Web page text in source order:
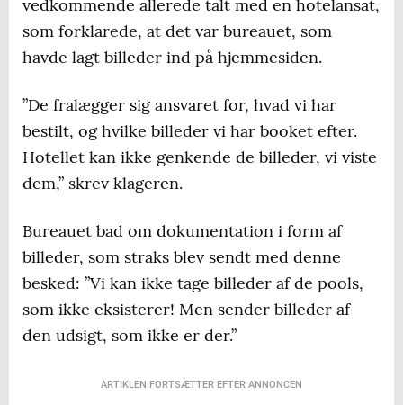
vedkommende allerede talt med en hotelansat,
som forklarede, at det var bureauet, som
havde lagt billeder ind på hjemmesiden.
”De fralægger sig ansvaret for, hvad vi har
bestilt, og hvilke billeder vi har booket efter.
Hotellet kan ikke genkende de billeder, vi viste
dem,” skrev klageren.
Bureauet bad om dokumentation i form af
billeder, som straks blev sendt med denne
besked: ”Vi kan ikke tage billeder af de pools,
som ikke eksisterer! Men sender billeder af
den udsigt, som ikke er der.”
ARTIKLEN FORTSÆTTER EFTER ANNONCEN